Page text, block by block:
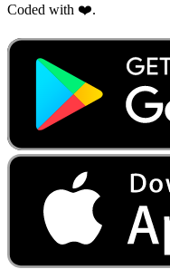
Coded with ❤️.